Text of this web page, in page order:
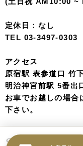
定休日：なし
TEL 03-3497-0303
アクセス
原宿駅 表参道口 竹
明治神宮前駅 5番出
お車でお越しの場合
下さい。
Harajuku